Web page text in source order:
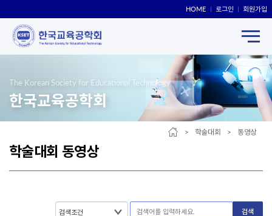
HOME 로그인 회원가입
The Korean Society for Educational Technology
한국교육공학회
학술대회 동영상
> 학술대회 > 동영상
검색